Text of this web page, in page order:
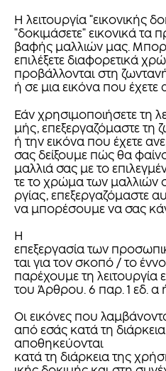
Η λειτουργία "εικονικής
"δοκιμάσετε" εικονικά τα
βαφής μαλλιών μας.
επιλέξετε διαφορετικά
προβάλλονται στη
ή σε μια εικόνα που έχετε
Εάν χρησιμοποιήσετε τη
μής, επεξεργαζόμαστε τη
ή την εικόνα που έχετε
σας δείξουμε πώς θα
μαλλιά σας με το
τε το χρώμα των μαλλιών
ργίας, επεξεργαζόμαστε
να μπορέσουμε να σας
Η
επεξεργασία των
ται για τον σκοπό / το
παρέχουμε τη λειτουργία
του Άρθρου. 6 παρ. 1 εδ. α
Οι εικόνες που
από εσάς κατά τη
αποθηκεύονται
κατά τη διάρκεια της